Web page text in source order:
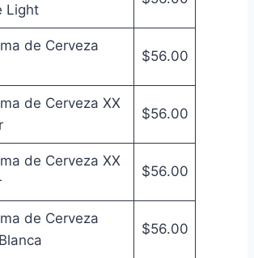
Light
de Cerveza
$56.00
de Cerveza XX
$56.00
de Cerveza XX
$56.00
de Cerveza
$56.00